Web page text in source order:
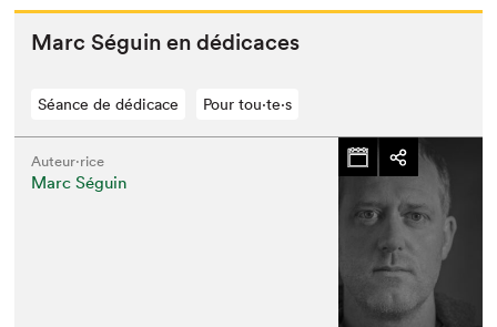
Marc Séguin en dédicaces
Séance de dédicace Pour tou⋅te⋅s
Auteur·rice
Marc Séguin